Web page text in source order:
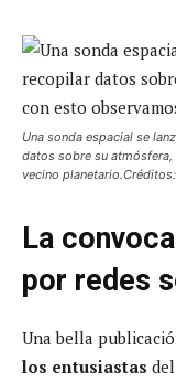
Una sonda espacial se
datos sobre su
vecino
La
por redes
Una bella
los entusiastas